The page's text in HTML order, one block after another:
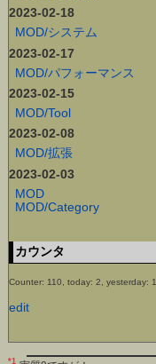
2023-02-18
MOD/システム
2023-02-17
MOD/パフォーマンス
2023-02-15
MOD/Tool
2023-02-08
MOD/拡張
2023-02-03
MOD
MOD/Category
カウンタ
Counter: 110, today: 2, yesterday: 1
edit
*1